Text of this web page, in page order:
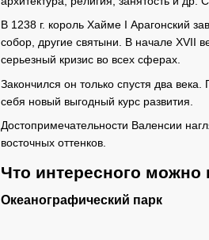
В 1238 г. король Хайме I Арагонский
собор, другие святыни. В начале XVII
серьезный кризис во всех сферах.
Закончился он только спустя два
себя новый выгодный курс развития.
Достопримечательности Валенсии
восточных оттенков.
Что интересного можно
Океанографический парк